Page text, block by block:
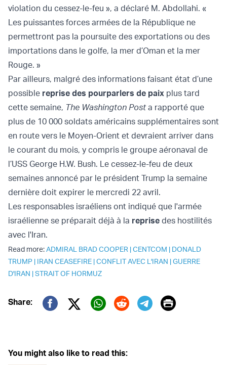
violation du cessez-le-feu », a déclaré M. Abdollahi. «
Les puissantes forces armées de la République ne
permettront pas la poursuite des exportations ou des
importations dans le golfe, la mer d’Oman et la mer
Rouge. »
Par ailleurs, malgré des informations faisant état d’une
possible reprise des pourparlers de paix plus tard
cette semaine, The Washington Posta rapporté que
plus de 10 000 soldats américains supplémentaires sont
en route vers le Moyen-Orient et devraient arriver dans
le courant du mois, y compris le groupe aéronaval de
l’USS George H.W. Bush. Le cessez-le-feu de deux
semaines annoncé par le président Trump la semaine
dernière doit expirer le mercredi 22 avril.
Les responsables israéliens ont indiqué que l'armée
israélienne se préparait déjà à la reprise des hostilités
avec l'Iran.
Read more:ADMIRAL BRAD COOPER |CENTCOM | DONALD
TRUMP | IRAN CEASEFIRE |CONFLIT AVEC L'IRAN |GUERRE
D'IRAN |STRAIT OF HORMUZ
Share:
Twitter (X)
Print
You might also like to read this: